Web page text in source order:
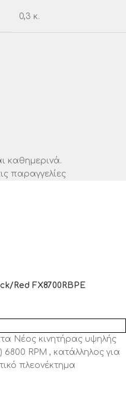
0,3 κ.
καθημερινά.
παραγγελίες
Red FX8700RBPE
Νέος κινητήρας υψηλής
RPM , κατάλληλος για
πλεονέκτημα